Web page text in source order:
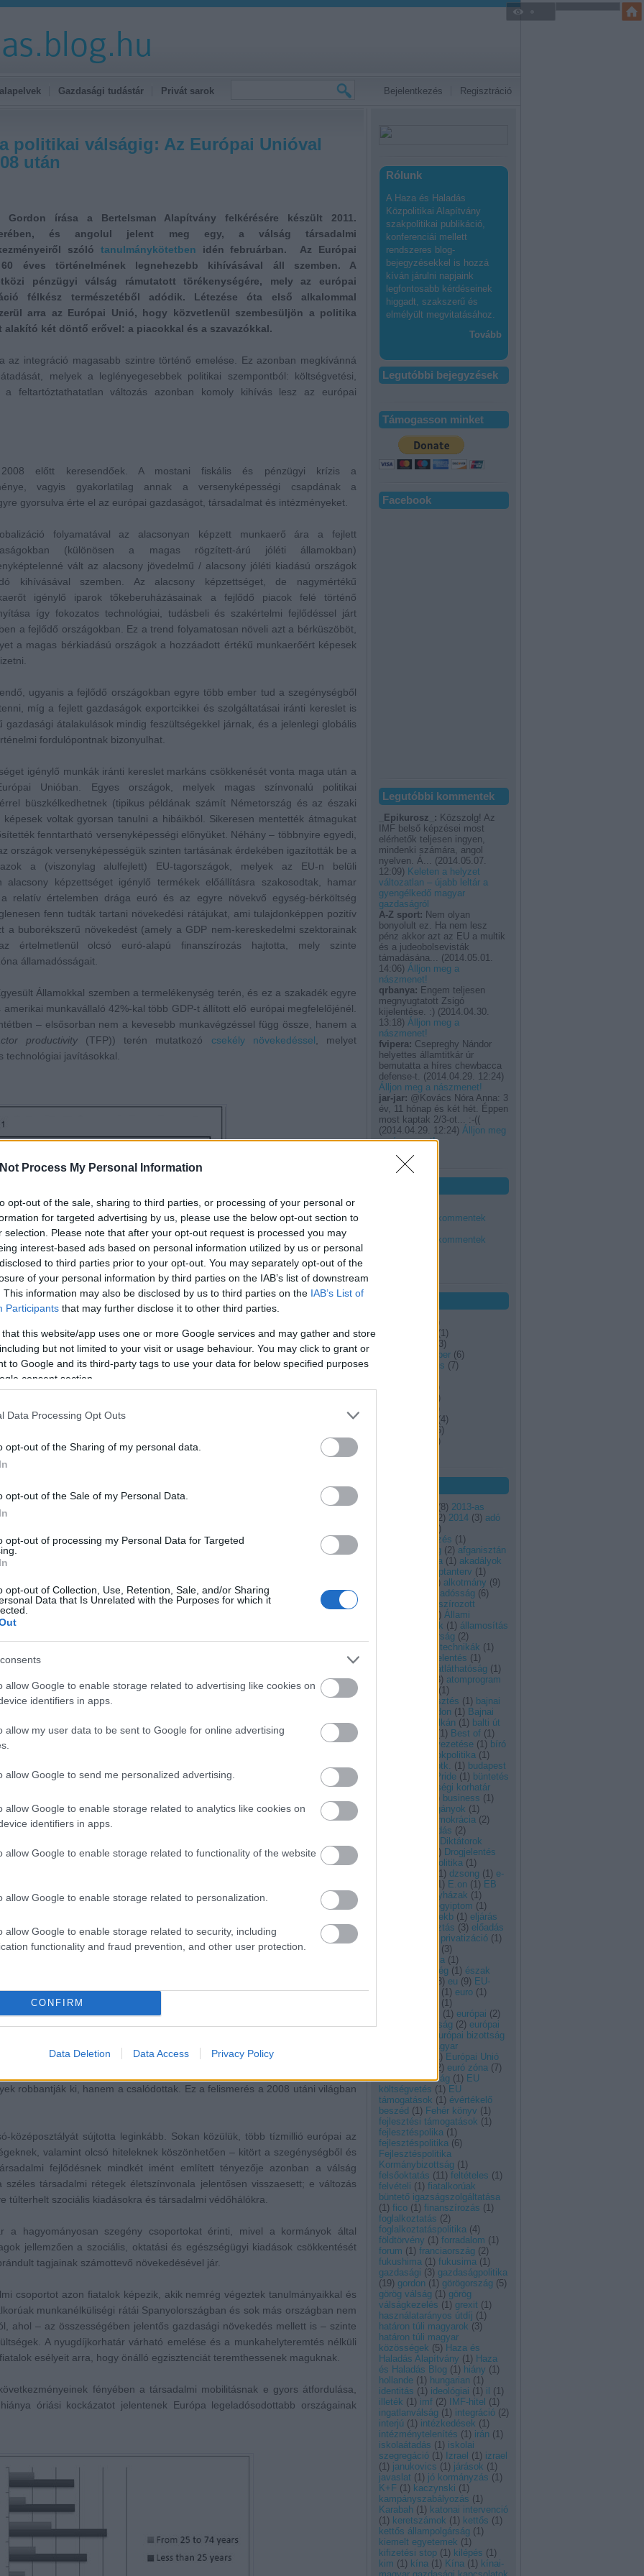
Process My Personal Information
opt-out of the sale, sharing to third parties, or processing of your personal or
for targeted advertising by us, please use the below opt-out section to
selection. Please note that after your opt-out request is processed you may
interest-based ads based on personal information utilized by us or personal
to third parties prior to your opt-out. You may separately opt-out of the
of your personal information by third parties on the IAB’s list of downstream
This information may also be disclosed by us to third parties on the IAB’s List of
Participants that may further disclose it to other third parties.
that this website/app uses one or more Google services and may gather and store
but not limited to your visit or usage behaviour. You may click to grant or
to Google and its third-party tags to use your data for below specified purposes
consent section.
Data Processing Opt Outs
opt-out of the Sharing of my personal data.
opt-out of the Sale of my Personal Data.
opt-out of processing my Personal Data for Targeted
opt-out of Collection, Use, Retention, Sale, and/or Sharing
Data that Is Unrelated with the Purposes for which it
allow Google to enable storage related to advertising like cookies on
identifiers in apps.
allow my user data to be sent to Google for online advertising
allow Google to send me personalized advertising.
allow Google to enable storage related to analytics like cookies on
identifiers in apps.
allow Google to enable storage related to functionality of the website
allow Google to enable storage related to personalization.
allow Google to enable storage related to security, including
functionality and fraud prevention, and other user protection.
CONFIRM
Data Deletion Data Access Privacy Policy
Gazdasági tudástár Privát sarok Bejelentkezés Regisztráció
politikai válságig: Az Európai Unióval
után
Gordon írása a Bertelsman Alapítvány felkérésére készült 2011.
és angolul jelent meg egy, a válság társadalmi
szóló tanulmánykötetben idén februárban.
Az Európai
éves történelmének legnehezebb kihívásával áll szemben. A
pénzügyi válság rámutatott törékenységére, mely az európai
félkész természetéből adódik. Létezése óta első alkalommal
arra az Európai Unió, hogy közvetlenül szembesüljön a politika
alakító két döntő erővel: a piacokkal és a szavazókkal.
az integráció magasabb szintre történő emelése. Ez azonban megkívánná
melyek a leglényegesebbek politikai szempontból: költségvetési,
feltartóztathatatlan változás azonban komoly kihívás lesz az európai
előtt keresendőek. A mostani fiskális és pénzügyi krízis a
vagyis gyakorlatilag annak a versenyképességi csapdának a
gyorsulva érte el az európai gazdaságot, társadalmat és intézményeket.
folyamatával az alacsonyan képzett munkaerő ára a fejlett
(különösen a magas rögzített-árú jóléti államokban)
vált az alacsony jövedelmű / alacsony jóléti kiadású országok
kihívásával szemben. Az alacsony képzettséget, de nagymértékű
igénylő iparok tőkeberuházásainak a fejlődő piacok felé történő
így fokozatos technológiai, tudásbeli és szakértelmi fejlődéssel járt
a fejlődő országokban. Ez a trend folyamatosan növeli azt a bérküszöböt,
a magas bérkiadású országok a hozzáadott értékű munkaerőért képesek
ugyanis a fejlődő országokban egyre több ember tud a szegénységből
míg a fejlett gazdaságok exportcikkei és szolgáltatásai iránti kereslet is
átalakulások mindig feszültségekkel járnak, és a jelenlegi globális
fordulópontnak bizonyulhat.
igénylő munkák iránti kereslet markáns csökkenését vonta maga után a
Unióban. Egyes országok, melyek magas színvonalú politikai
büszkélkedhetnek (tipikus példának számít Németország és az északi
voltak gyorsan tanulni a hibáikból. Sikeresen mentették átmagukat
fenntartható versenyképességi előnyüket. Néhány – többnyire egyedi,
országok versenyképességük szinten tartásának érdekében igazították be a
a (viszonylag alulfejlett) EU-tagországok, melyek az EU-n belüli
alacsony képzettséget igénylő termékek előállításra szakosodtak, hamar
relatív értelemben drága euró és az egyre növekvő egység-bérköltség
fenn tudták tartani növekedési rátájukat, ami tulajdonképpen pozitív
a buborékszerű növekedést (amely a GDP nem-kereskedelmi szektorainak
értelmetlenül olcsó euró-alapú finanszírozás hajtotta, mely szinte
államadósságait.
Államokkal szemben a termelékenység terén, és ez a szakadék egyre
munkavállaló 42%-kal több GDP-t állított elő európai megfelelőjénél.
– elsősorban nem a kevesebb munkavégzéssel függ össze, hanem a
productivity(TFP)) terén mutatkozó csekély növekedéssel , melyet
technológiai javításokkal.
Az egységnyi munkaköltségek divergenciája
Statistics,Haver Analytics, GS Global ECS Research)
modell fenntarthatatlan állapotára, és leállította ezen gazdaságpolitikák
2008-as krízis nem írta felül a már érzékelhető trendeket a globális
és korrekcióra szükséges időt lerövidítette. Ugyanakkor a válság hatására a
nehezebben kezelhetővé vált már az elkerülhetetlen strukturális
jövőben
kulcsfontosságú folyamat ragadható meg, melyek kimenetele meg fogja
lesz a fejlett világ egészére.
és a magánszférát egyaránt érintő hitellassulási folyamatnak a
és a beruházás csökkenésével, illetve a közkiadások
intézkedés-csomagoknak betudhatóan. Ez a tendencia jelentősen
távú természetes rátáját a válság előtti szintekkel összehasonlítva.
alacsony képzettségű munkaerő kínálat és a tudás-alapú gazdasághoz
az az irány, amerre a legtöbb európai gazdaság igyekszik elmozdulni,
nyomására).
és a fejlődő országok GDP-je (1950-2050)
(Forrás:David Hunkar)
robbantják ki, hanem a csalódottak. Ez a felismerés a 2008 utáni világban
középosztályát sújtotta leginkább. Sokan közülük, több tízmillió európai az
valamint olcsó hiteleknek köszönhetően – kitört a szegénységből és
fejlődésnek mindkét imént említett tényezője azonban a válság
társadalmi rétegek életszínvonala jelentősen visszaesett; e változás
túlterhelt szociális kiadásokra és társadalmi védőhálókra.
a hagyományosan szegény csoportokat érinti, mivel a kormányok által
jellemzően a szociális, oktatási és egészségügyi kiadások csökkentését
tagjainak számottevő növekedésével jár.
csoportot azon fiatalok képezik, akik nemrég végeztek tanulmányaikkal és
munkanélküliségi rátái Spanyolországban és sok más országban nem
ahol – az összességében jelentős gazdasági növekedés mellett is – szinte
A nyugdíjkorhatár várható emelése és a munkahelyteremtés nélküli
esélyeit arra, hogy önálló egzisztenciát teremthessenek maguknak.
fényében a társadalmi mobilitásnak e gyors átfordulása,
óriási kockázatot jelentenek Európa legeladósodottabb országainak
Rólunk
A Haza és Haladás
Közpolitikai Alapítvány
szakpolitikai publikáció,
konferenciái mellett
rendszeres blog-
bejegyzésekkel is hozzá
kíván járulni napjaink
legfontosabb kérdéseinek
higgadt, szakszerű és
elmélyült megvitatásához.
Tovább
Legutóbbi bejegyzések
Támogasson minket
Facebook
Legutóbbi kommentek
_Epikurosz_: Közszolg! Az
IMF belső képzései most
elérhetők teljesen ingyen,
mindenki számára, angol
nyelven. Á... (2014.05.07.
12:09) Keleten a helyzet
változatlan – újabb leltár a
gyengélkedő magyar
gazdaságról
A-Z sport: Nem olyan
bonyolult ez. Ha nem lesz
pénz akkor azt az EU a multik
és a judeobolsevisták
támadásána... (2014.05.01.
14:06) Álljon meg a
nászmenet!
qrbanya: Engem teljesen
megnyugtatott Zsigó
kijelentése. :) (2014.04.30.
13:18) Álljon meg a
nászmenet!
fvipera: Csepreghy Nándor
helyettes államtitkár úr
bemutatta a híres chewbacca
defense-t. (2014.04.29. 12:24)
Álljon meg a nászmenet!
jar-jar: @Kovács Nóra Anna: 3
év, 11 hónap és két hét. Éppen
most kaptak 2/3-ot... :-((
(2014.04.29. 12:24) Álljon meg
a nászmenet!
kommentek
kommentek
(1)
3)
2013 szeptember (6)
2013 augusztus (7)
)
(4)
6)
)
(8) 2013-as
2) 2014 (3) adó
)
adósságrendezés (1)
adósságválság (2) afganisztán
agrárpolitika (1) akadályok
alaptanterv (1)
) alkotmány (9)
államadósság (6)
államilag finanszírozott
) Állami
Számvevőszék (1) államosítás
állampolgárság (2)
antikorrupciós technikák (1)
ÁSZ-jelentés (1)
átláthatóság (1)
3) atomprogram
(1)
autópályafejlesztés (1) bajnai
Bajnai Gordon (1) Bajnai
balkán (1) balti út
(1) Best of (1)
bevezetése (1) bíró
birtokpolitika (1)
btk. (1) budapest
Budapest Pride (1) büntetés
büntethetőségi korhatár
business (1)
cigányok (1)
demokrácia (2)
demokratizálódás (2)
Diktátorok
) Drogjelentés
drogpolitika (1)
1) dzsong (1) e-
1) E.on (1) EB
egyházak (1)
egyiptom (1)
ekb (1) eljárás
elnökválasztás (3) előadás
energetikai privatizáció (1)
(3)
energiastratégia (1)
esélyegyenlőség (1) észak
3) eu (9) EU-
(1) euro (1)
(1)
(1) európai (2)
Európai Bizottság (2) európai
európai bizottság
jelentése a magyar
) Európai Unió
2) euró zóna (7)
euro zóna válság (1) EU
költségvetés (1) EU
támogatások (1) évértékelő
beszéd (1) Fehér könyv (1)
fejlesztési támogatások (1)
fejlesztéspolika (1)
fejlesztéspolitika (6)
Fejlesztéspolitika
Kormánybizottság (1)
felsőoktatás (11) feltételes (1)
felvételi (1) fiatalkorúak
büntető igazságszolgáltatása
(1) fico (1) finanszírozás (1)
foglalkoztatás (2)
foglalkoztatáspolitika (4)
földtörvény (1) forradalom (1)
forum (1) franciaország (2)
fukushima (1) fukusima (1)
gazdasági (3) gazdaságpolitika
(19) gordon (1) görögország (5)
görög válság (1) görög
válságkezelés (1) grexit (1)
használatarányos útdíj (1)
határon túli magyarok (3)
határon túli magyar
közösségek (5) Haza és
Haladás Alapítvány (1) Haza
és Haladás Blog (1) hiány (1)
hollande (1) hungarian (1)
identitás (1) ideológiai (1) il (1)
illeték (1) imf (2) IMF-hitel (1)
ingatlanválság (1) integráció (2)
interjú (1) intézkedések (1)
intézménytelenítés (1) irán (1)
iskolaátadás (1) iskolai
szegregáció (1) Izrael (1) izrael
(1) janukovics (1) járások (1)
javaslat (1) jó kormányzás (1)
K+F (1) kaczynski (1)
kampányszabályozás (1)
Karabah (1) katonai intervenció
(1) keretszámok (1) kettős (1)
kettős állampolgárság (1)
kiemelt egyetemek (1)
kifizetési stop (1) kilépés (1)
kim (1) kína (1) Kína (1) kínai-